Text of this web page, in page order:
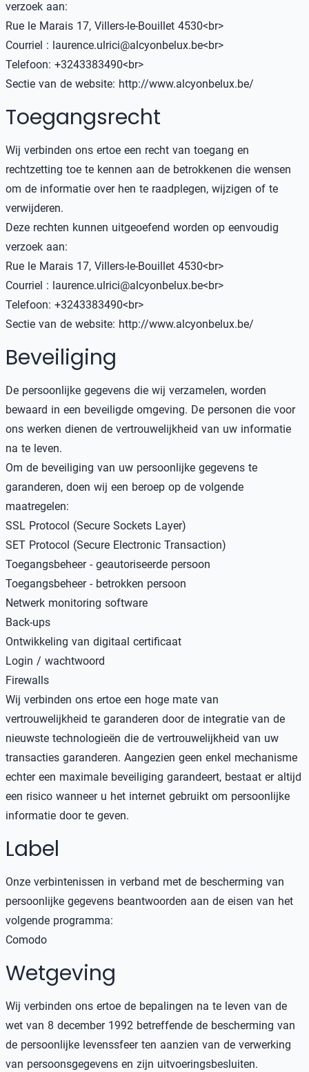
verzoek aan:
Rue le Marais 17, Villers-le-Bouillet 4530<br>
Courriel : laurence.ulrici@alcyonbelux.be<br>
Telefoon: +3243383490<br>
Sectie van de website: http://www.alcyonbelux.be/
Toegangsrecht
Wij verbinden ons ertoe een recht van toegang en
rechtzetting toe te kennen aan de betrokkenen die wensen
om de informatie over hen te raadplegen, wijzigen of te
verwijderen.
Deze rechten kunnen uitgeoefend worden op eenvoudig
verzoek aan:
Rue le Marais 17, Villers-le-Bouillet 4530<br>
Courriel : laurence.ulrici@alcyonbelux.be<br>
Telefoon: +3243383490<br>
Sectie van de website: http://www.alcyonbelux.be/
Beveiliging
De persoonlijke gegevens die wij verzamelen, worden
bewaard in een beveiligde omgeving. De personen die voor
ons werken dienen de vertrouwelijkheid van uw informatie
na te leven.
Om de beveiliging van uw persoonlijke gegevens te
garanderen, doen wij een beroep op de volgende
maatregelen:
SSL Protocol (Secure Sockets Layer)
SET Protocol (Secure Electronic Transaction)
Toegangsbeheer - geautoriseerde persoon
Toegangsbeheer - betrokken persoon
Netwerk monitoring software
Back-ups
Ontwikkeling van digitaal certificaat
Login / wachtwoord
Firewalls
Wij verbinden ons ertoe een hoge mate van
vertrouwelijkheid te garanderen door de integratie van de
nieuwste technologieën die de vertrouwelijkheid van uw
transacties garanderen. Aangezien geen enkel mechanisme
echter een maximale beveiliging garandeert, bestaat er altijd
een risico wanneer u het internet gebruikt om persoonlijke
informatie door te geven.
Label
Onze verbintenissen in verband met de bescherming van
persoonlijke gegevens beantwoorden aan de eisen van het
volgende programma:
Comodo
Wetgeving
Wij verbinden ons ertoe de bepalingen na te leven van de
wet van 8 december 1992 betreffende de bescherming van
de persoonlijke levenssfeer ten aanzien van de verwerking
van persoonsgegevens en zijn uitvoeringsbesluiten.